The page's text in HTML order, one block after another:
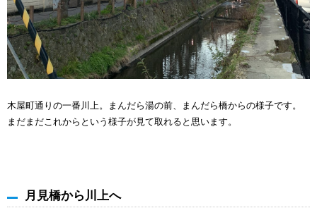
木屋町通りの一番川上。まんだら湯の前、まんだら橋からの様子です。
まだまだこれからという様子が見て取れると思います。
月見橋から川上へ